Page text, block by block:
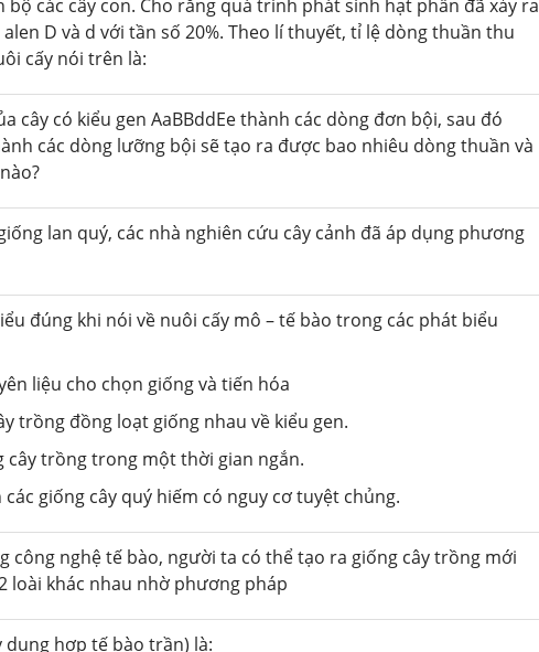
các cây con. Cho rằng quá trình phát sinh hạt phấn đã xảy ra
D và d với tần số 20%. Theo lí thuyết, tỉ lệ dòng thuần thu
cấy nói trên là:
cây có kiểu gen AaBBddEe thành các dòng đơn bội, sau đó
các dòng lưỡng bội sẽ tạo ra được bao nhiêu dòng thuần và
lan quý, các nhà nghiên cứu cây cảnh đã áp dụng phương
đúng khi nói về nuôi cấy mô – tế bào trong các phát biểu
liệu cho chọn giống và tiến hóa
trồng đồng loạt giống nhau về kiểu gen.
cây trồng trong một thời gian ngắn.
giống cây quý hiếm có nguy cơ tuyệt chủng.
công nghệ tế bào, người ta có thể tạo ra giống cây trồng mới
loài khác nhau nhờ phương pháp
dung hợp tế bào trần) là: